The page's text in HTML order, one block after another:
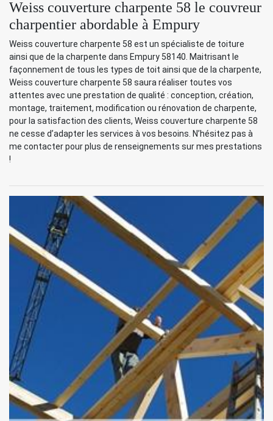
Weiss couverture charpente 58 le couvreur
charpentier abordable à Empury
Weiss couverture charpente 58 est un spécialiste de toiture
ainsi que de la charpente dans Empury 58140. Maitrisant le
façonnement de tous les types de toit ainsi que de la charpente,
Weiss couverture charpente 58 saura réaliser toutes vos
attentes avec une prestation de qualité : conception, création,
montage, traitement, modification ou rénovation de charpente,
pour la satisfaction des clients, Weiss couverture charpente 58
ne cesse d’adapter les services à vos besoins. N’hésitez pas à
me contacter pour plus de renseignements sur mes prestations
!